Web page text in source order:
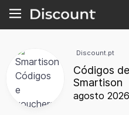
Discount.pt
Códigos
Smartison
agosto 2026